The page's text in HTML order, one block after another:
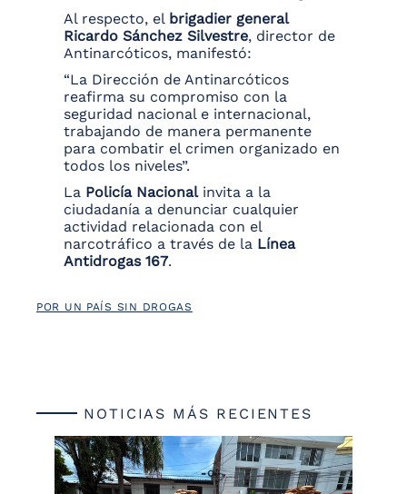
Al respecto, el brigadier general
Ricardo Sánchez Silvestre, director de
Antinarcóticos, manifestó:
“La Dirección de Antinarcóticos
reafirma su compromiso con la
seguridad nacional e internacional,
trabajando de manera permanente
para combatir el crimen organizado en
todos los niveles”.
La Policía Nacionalinvita a la
ciudadanía a denunciar cualquier
actividad relacionada con el
narcotráfico a través de la Línea
Antidrogas 167.
POR UN PAÍS SIN DROGAS
NOTICIAS MÁS RECIENTES